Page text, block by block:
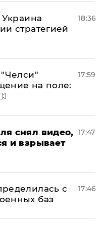
Украина
стратегией
18:36
"Челси"
на поле:
17:59
снял видео,
и взрывает
17:47
с
баз
17:46